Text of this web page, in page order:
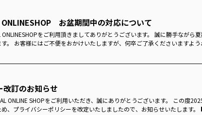
ONLINESHOP お盆期間中の対応について
ONLINESHOPをご利用頂きましてありがとうございます。 誠に勝手ながら
。 お客様にはご不便をおかけいたしますが、何卒ご了承くださいますよ
改訂のお知らせ
ONLINE SHOPをご利用いただき、誠にありがとうございます。 この度
、プライバシーポリシーを改定いたしましたので、お知らせいたします